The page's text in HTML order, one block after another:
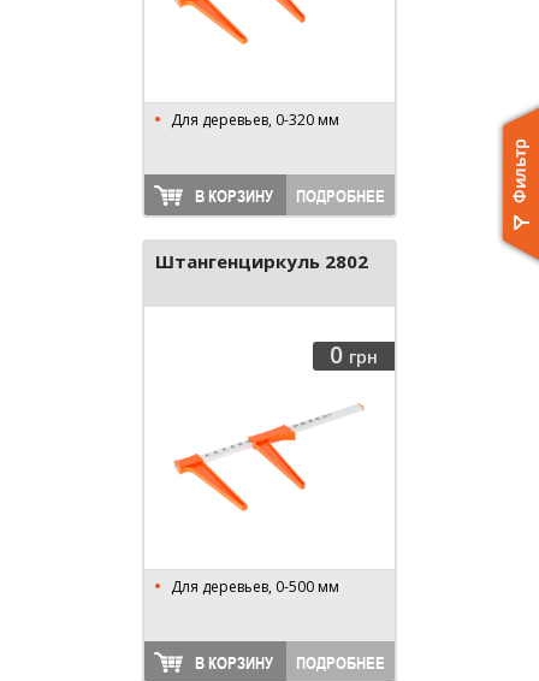
Для деревьев, 0-320 мм
В КОРЗИНУ ПОДРОБНЕЕ
Штангенциркуль 2802
0 грн
Для деревьев, 0-500 мм
В КОРЗИНУ ПОДРОБНЕЕ